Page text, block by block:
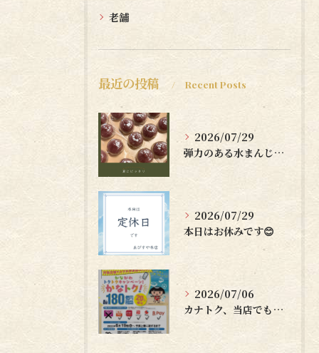
老舗
最近の投稿 Recent Posts
2026/07/29
弾力のある水まんじゅうはいかがですか？🤗
2026/07/29
本日はお休みです😊
2026/07/06
カナトク、当店でも使えます😊